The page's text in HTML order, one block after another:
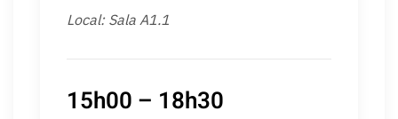
Local: Sala A1.1
15h00 – 18h30